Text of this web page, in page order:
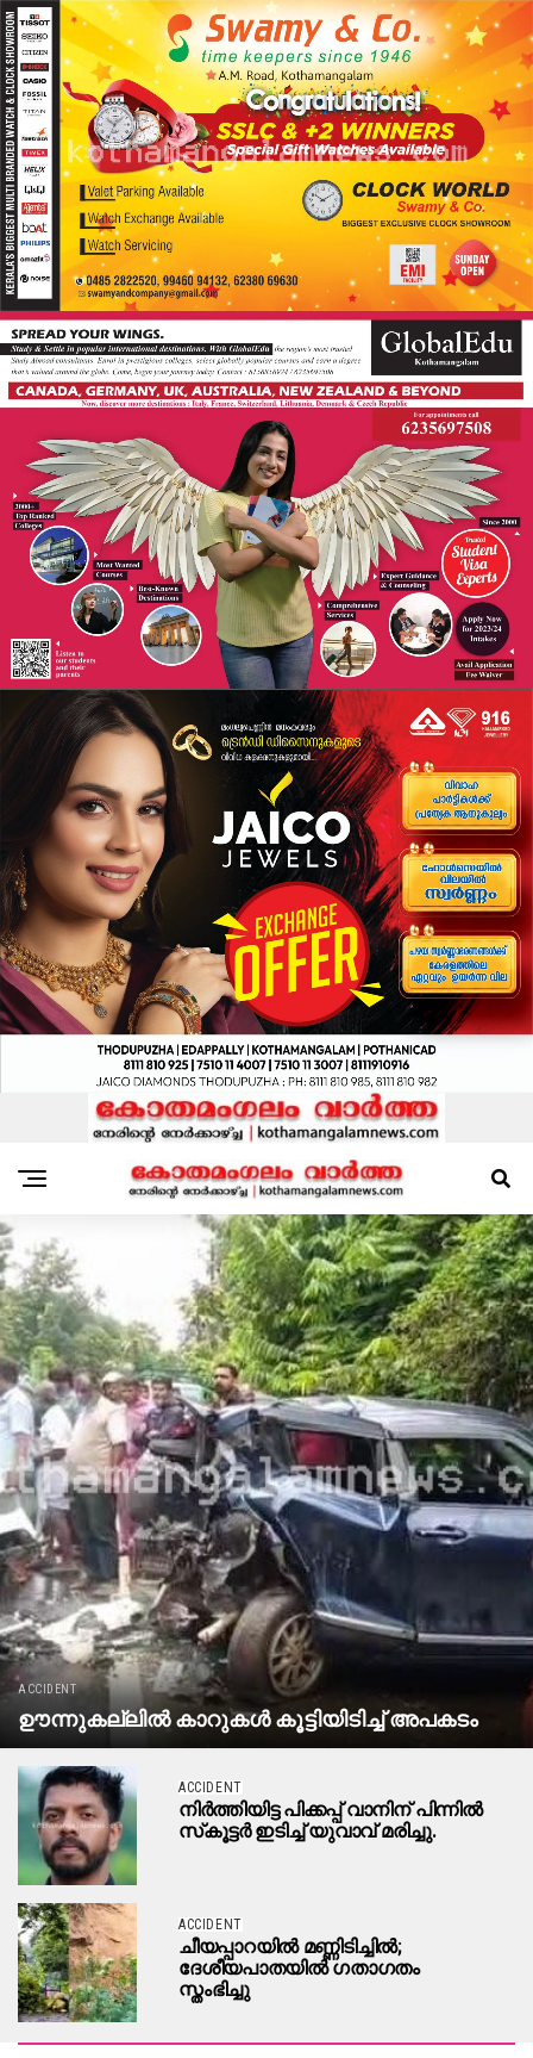
ACCIDENT
ഊന്നുകല്ലില്‍ കാറുകള്‍ കൂട്ടിയിടിച്ച് അപകടം
ACCIDENT
നിര്‍ത്തിയിട്ട പിക്കപ്പ് വാനിന് പിന്നില്‍
സ്‌കൂട്ടര്‍ ഇടിച്ച് യുവാവ് മരിച്ചു.
ACCIDENT
ചീയപ്പാറയിൽ മണ്ണിടിച്ചിൽ;
ദേശീയപാതയിൽ ഗതാഗതം
സ്തംഭിച്ചു